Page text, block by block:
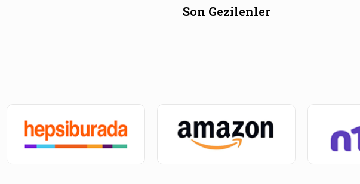
Son Gezilenler